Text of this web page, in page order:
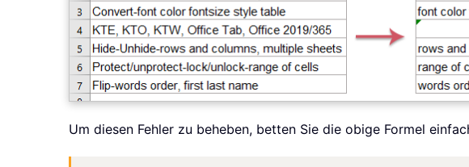
Um diesen Fehler zu beheben, betten Sie die obige Formel